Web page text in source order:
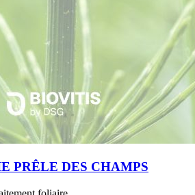
PRÊLE DES CHAMPS